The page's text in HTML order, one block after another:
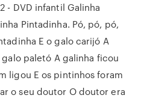
- DVD infantil Galinha
Pintadinha. Pó, pó, pó,
E o galo carijó A
galo paletó A galinha ficou
ligou E os pintinhos foram
o seu doutor O doutor era